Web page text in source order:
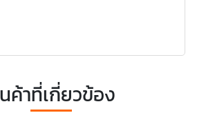
ค้าที่เกี่ยวข้อง